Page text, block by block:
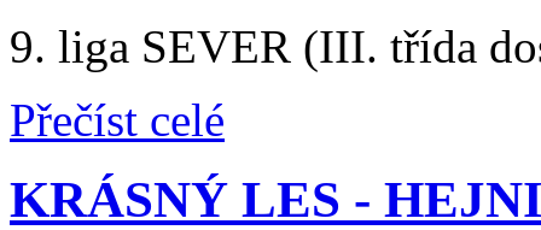
9. liga SEVER (III. třída
Přečíst celé
KRÁSNÝ LES -